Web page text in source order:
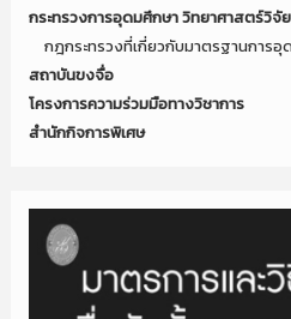
กระทรวงการอุดมศึกษา วิทยาศาสตร์วิจั
กฎกระทรวงที่เกี่ยวกับมาตรฐานการอุ
สถาบันขงจื่อ
โครงการความร่วมมือทางวิชาการ
สำนักกิจการพิเศษ